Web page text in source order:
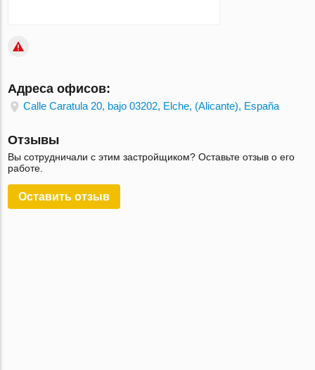
Адреса офисов:
Calle Caratula 20, bajo 03202, Elche, (Alicante), España
Отзывы
Вы сотрудничали с этим застройщиком? Оставьте отзыв о его
работе.
Оставить отзыв